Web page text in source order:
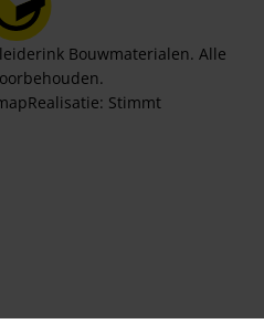
Bouwmaterialen. Alle
Realisatie: Stimmt